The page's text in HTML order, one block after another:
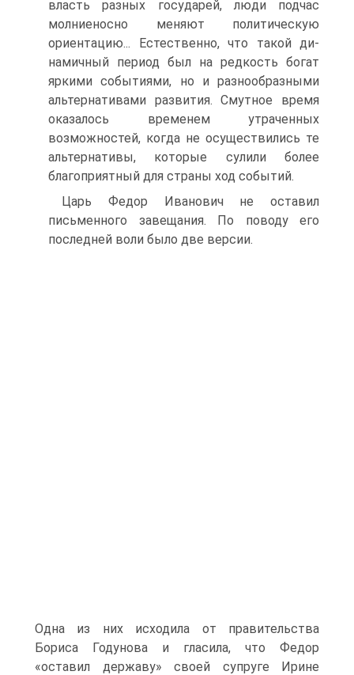
власть разных государей, люди подчас
молние­носно меняют политическую
ориентацию... Естественно, что такой ди­
намичный период был на редкость богат
яркими событиями, но и раз­нообразными
альтернативами развития. Смутное время
оказалось вре­менем утраченных
возможностей, когда не осуществились те
альтер­нативы, которые сулили более
благоприятный для страны ход событий.
Царь Федор Иванович не оставил
письменного завещания. По по­воду его
последней воли было две версии.
Одна из них исходила от правительства
Бориса Годунова и гласила, что Федор
«оставил держа­ву» своей супруге Ирине